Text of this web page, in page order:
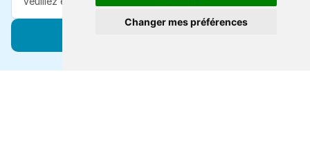
Changer mes préférences